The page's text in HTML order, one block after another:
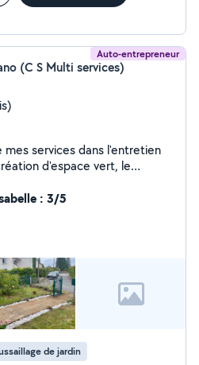
Auto-entrepreneur
(C S Multi services)
mes services dans l'entretien
d'espace vert, le
: 3/5
de jardin